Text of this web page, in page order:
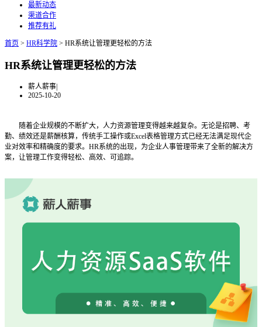
最新动态
渠道合作
推荐有礼
首页 > HR科学院 > HR系统让管理更轻松的方法
HR系统让管理更轻松的方法
薪人薪事|
2025-10-20
随着企业规模的不断扩大，人力资源管理变得越来越复杂。无论是招聘、考
勤、绩效还是薪酬核算，传统手工操作或Excel表格管理方式已经无法满足现代企
业对效率和精确度的要求。HR系统的出现，为企业人事管理带来了全新的解决方
案，让管理工作变得轻松、高效、可追踪。